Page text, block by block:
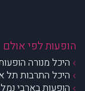
הופעות לפי אולם
היכל מנורה
היכל התרבות תל
הופעות בארבי נמל